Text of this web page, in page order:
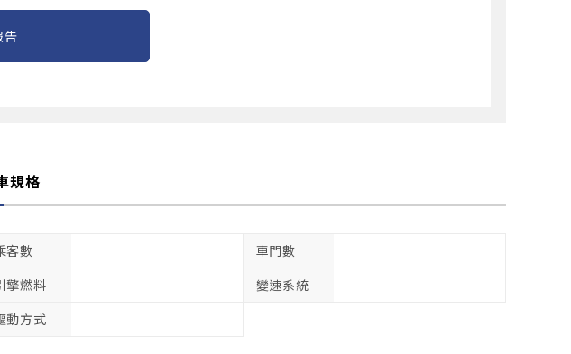
告
規格
客數
車門數
擎燃料
變速系統
動方式